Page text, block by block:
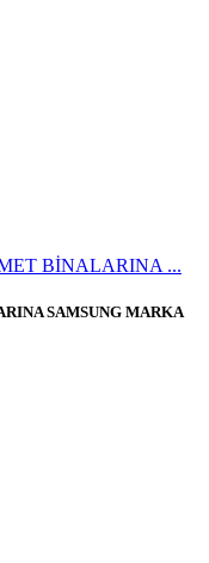
BİNALARINA ...
SAMSUNG MARKA